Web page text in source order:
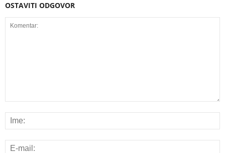
OSTAVITI ODGOVOR